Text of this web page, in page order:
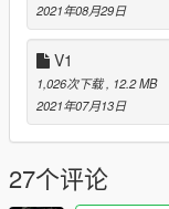
Criticism and
2021年08月29日
V1
1,026次下载 , 12.2 MB
2021年07月13日
27个评论